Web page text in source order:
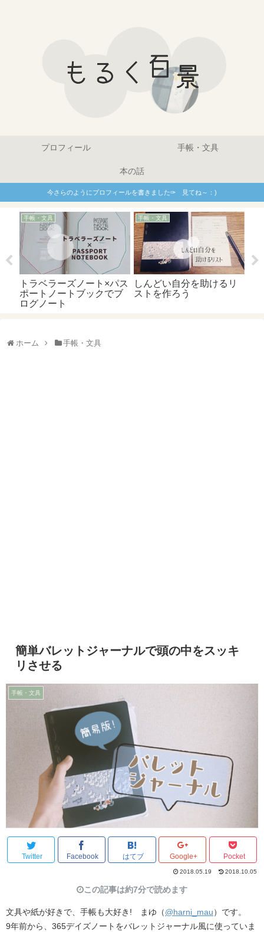
プロフィール 手帳・文具
本の話
今さらのようにプロフィールを書きました✑ 見てね～：)
手帳・文具
イラストを練習する｜ト
レースのやり方と用意す
るもの
手帳・文具
手帳を愛するあなたへ｜
満ち欠けスケジューリン
グ術の感想
ホーム 手帳・文具
簡単バレットジャーナルで頭の中をスッキ
リさせる
手帳・文具
Twitter Facebook はてブ Google+ Pocket
2018.05.19 2018.10.05
この記事は約7分で読めます
文具や紙が好きで、手帳も大好き! まゆ（@harni_mau）です。
9年前から、365デイズノートをバレットジャーナル風に使っていま